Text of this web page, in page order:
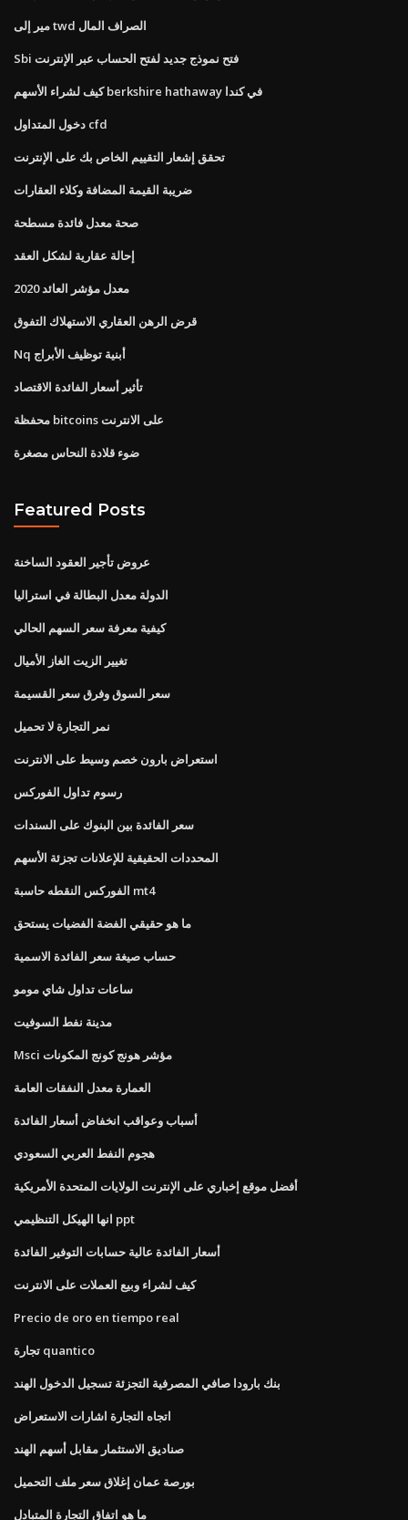
مير إلى twd الصراف المال
Sbi فتح نموذج جديد لفتح الحساب عبر الإنترنت
كيف لشراء الأسهم berkshire hathaway في كندا
دخول المتداول cfd
تحقق إشعار التقييم الخاص بك على الإنترنت
ضريبة القيمة المضافة وكلاء العقارات
صحة معدل فائدة مسطحة
إحالة عقارية لشكل العقد
معدل مؤشر العائد 2020
قرض الرهن العقاري الاستهلاك التفوق
Nq أبنية توظيف الأبراج
تأثير أسعار الفائدة الاقتصاد
محفظة bitcoins على الانترنت
ضوء قلادة النحاس مصغرة
Featured Posts
عروض تأجير العقود الساخنة
الدولة معدل البطالة في استراليا
كيفية معرفة سعر السهم الحالي
تغيير الزيت الغاز الأميال
سعر السوق وفرق سعر القسيمة
نمر التجارة لا تحميل
استعراض بارون خصم وسيط على الانترنت
رسوم تداول الفوركس
سعر الفائدة بين البنوك على السندات
المحددات الحقيقية للإعلانات تجزئة الأسهم
الفوركس النقطه حاسبة mt4
ما هو حقيقي الفضة الفضيات يستحق
حساب صيغة سعر الفائدة الاسمية
ساعات تداول شاي مومو
مدينة نفط السوفيت
Msci مؤشر هونج كونج المكونات
العمارة معدل النفقات العامة
أسباب وعواقب انخفاض أسعار الفائدة
هجوم النفط العربي السعودي
أفضل موقع إخباري على الإنترنت الولايات المتحدة الأمريكية
انها الهيكل التنظيمي ppt
أسعار الفائدة عالية حسابات التوفير الفائدة
كيف لشراء وبيع العملات على الانترنت
Precio de oro en tiempo real
تجارة quantico
بنك بارودا صافي المصرفية التجزئة تسجيل الدخول الهند
اتجاه التجارة اشارات الاستعراض
صناديق الاستثمار مقابل أسهم الهند
بورصة عمان إغلاق سعر ملف التحميل
ما هو اتفاق التجارة المتبادل